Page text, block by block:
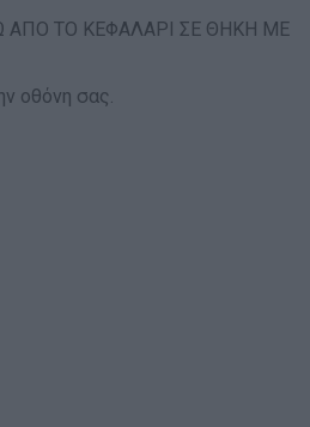
ΑΠΟ ΤΟ ΚΕΦΑΛΑΡΙ ΣΕ ΘΗΚΗ ΜΕ
οθόνη σας.